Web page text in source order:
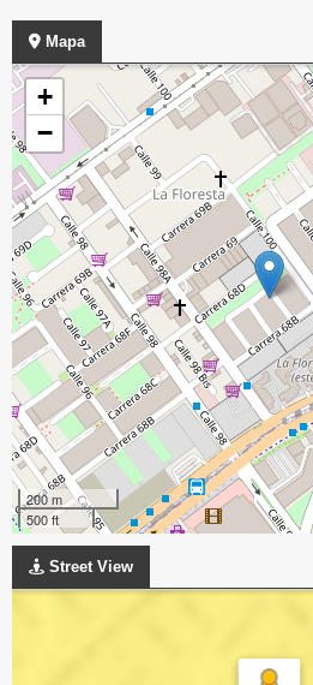
Mapa
+
−
200 m
500 ft
Street View